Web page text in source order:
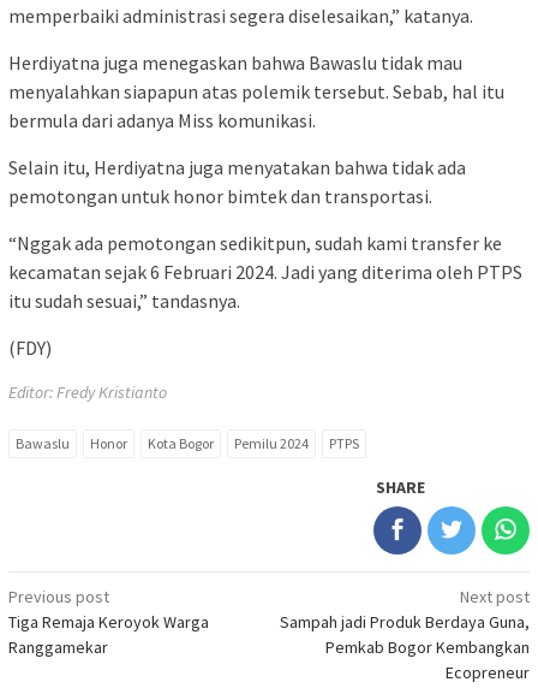
memperbaiki administrasi segera diselesaikan,” katanya.
Herdiyatna juga menegaskan bahwa Bawaslu tidak mau
menyalahkan siapapun atas polemik tersebut. Sebab, hal itu
bermula dari adanya Miss komunikasi.
Selain itu, Herdiyatna juga menyatakan bahwa tidak ada
pemotongan untuk honor bimtek dan transportasi.
“Nggak ada pemotongan sedikitpun, sudah kami transfer ke
kecamatan sejak 6 Februari 2024. Jadi yang diterima oleh PTPS
itu sudah sesuai,” tandasnya.
(FDY)
Editor: Fredy Kristianto
Bawaslu Honor Kota Bogor Pemilu 2024 PTPS
SHARE
Post
navigation
Previous post
Tiga Remaja Keroyok Warga
Ranggamekar
Next post
Sampah jadi Produk Berdaya Guna,
Pemkab Bogor Kembangkan
Ecopreneur